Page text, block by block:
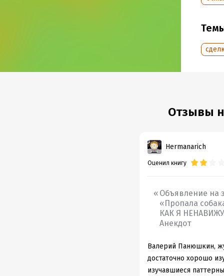
Дата
Год
Отзывы
Hermanarich
Оценил книгу
Объявление на
«Пропала
КАК Я НЕНАВИЖУ
Анекдот
Валерий Панюшкин,
достаточно хорошо
изучавшиеся